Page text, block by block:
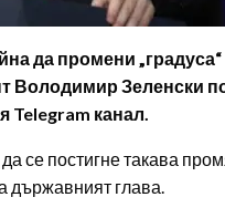
да промени
Володимир Зеленски
Telegram канал.
се постигне такава
държавният глава.